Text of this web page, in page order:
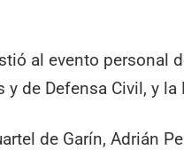
al evento personal
y de Defensa Civil, y
de Garín, Adrián